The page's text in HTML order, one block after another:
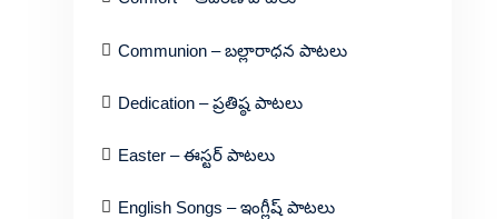
Communion – బల్లారాధన పాటలు
Dedication – ప్రతిష్ఠ పాటలు
Easter – ఈస్టర్ పాటలు
English Songs – ఇంగ్లీష్ పాటలు